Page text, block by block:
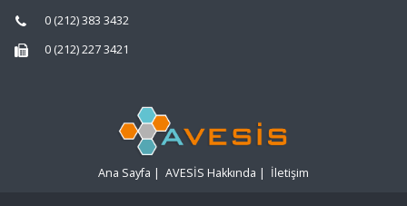
0 (212) 383 3432
0 (212) 227 3421
Ana Sayfa | AVESİS Hakkında | İletişim